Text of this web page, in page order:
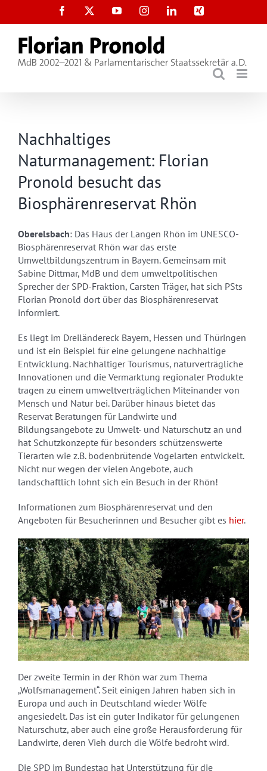
Facebook YouTubeInstagramLinkedInXing
Nachhaltiges
Naturmanagement: Florian
Pronold besucht das
Biosphärenreservat Rhön
Oberelsbach: Das Haus der Langen Rhön im UNESCO-
Biosphärenreservat Rhön war das erste
Umweltbildungszentrum in Bayern. Gemeinsam mit
Sabine Dittmar, MdB und dem umweltpolitischen
Sprecher der SPD-Fraktion, Carsten Träger, hat sich PSts
Florian Pronold dort über das Biosphärenreservat
informiert.
Es liegt im Dreiländereck Bayern, Hessen und Thüringen
und ist ein Beispiel für eine gelungene nachhaltige
Entwicklung. Nachhaltiger Tourismus, naturverträgliche
Innovationen und die Vermarktung regionaler Produkte
tragen zu einem umweltverträglichen Miteinander von
Mensch und Natur bei. Darüber hinaus bietet das
Reservat Beratungen für Landwirte und
Bildungsangebote zu Umwelt- und Naturschutz an und
hat Schutzkonzepte für besonders schützenswerte
Tierarten wie z.B. bodenbrütende Vogelarten entwickelt.
Nicht nur wegen der vielen Angebote, auch
landschaftlich lohnt sich ein Besuch in der Rhön!
Informationen zum Biosphärenreservat und den
Angeboten für Besucherinnen und Besucher gibt es hier.
Der zweite Termin in der Rhön war zum Thema
„Wolfsmanagement“. Seit einigen Jahren haben sich in
Europa und auch in Deutschland wieder Wölfe
angesiedelt. Das ist ein guter Indikator für gelungenen
Naturschutz, aber auch eine große Herausforderung für
Landwirte, deren Vieh durch die Wölfe bedroht wird.
Die SPD im Bundestag hat Unterstützung für die